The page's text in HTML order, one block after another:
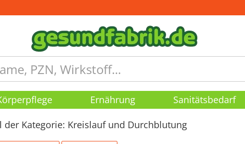
Ernährung Sanitätsbedarf
der Kategorie: Kreislauf und Durchblutung